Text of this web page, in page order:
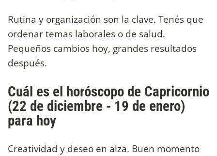
Rutina y organización son la clave. Tenés que
ordenar temas laborales o de salud.
Pequeños cambios hoy, grandes resultados
después.
Cuál es el horóscopo de Capricornio
(22 de diciembre - 19 de enero)
para hoy
Creatividad y deseo en alza. Buen momento